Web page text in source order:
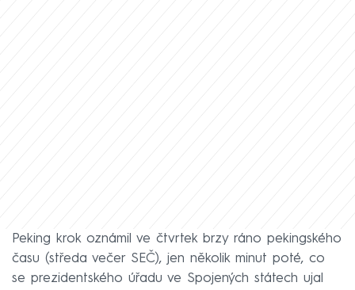
Peking krok oznámil ve čtvrtek brzy ráno pekingského
času (středa večer SEČ), jen několik minut poté, co
se prezidentského úřadu ve Spojených státech ujal